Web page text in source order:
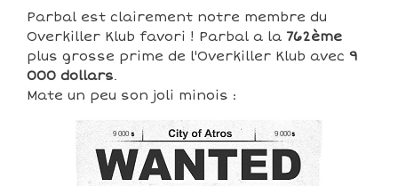
Parbal est clairement notre membre du
Overkiller Klub favori ! Parbal a la 762ème
plus grosse prime de l'Overkiller Klub avec 9
000 dollars.
Mate un peu son joli minois :
9 000 9 000